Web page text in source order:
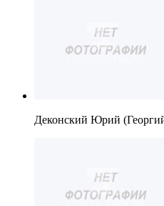
Деконский Юрий